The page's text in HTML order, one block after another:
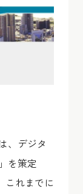
、デジタ
を策定
これまでに